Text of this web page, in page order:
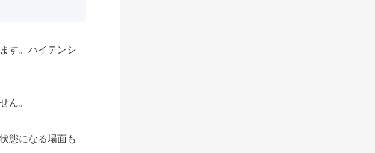
す。ハイテンシ
ん。
態になる場面も